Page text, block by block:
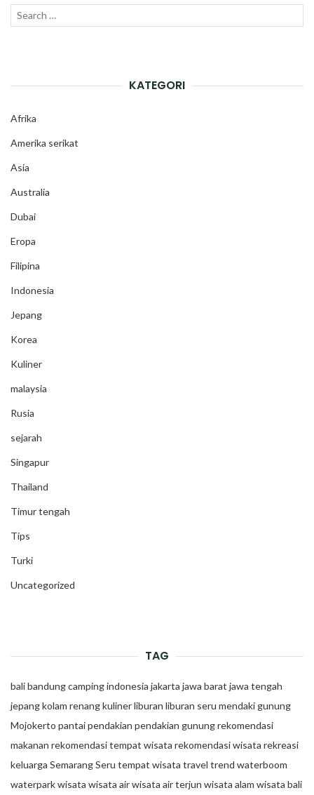
Search
KATEGORI
Afrika
Amerika serikat
Asia
Australia
Dubai
Eropa
Filipina
Indonesia
Jepang
Korea
Kuliner
malaysia
Rusia
sejarah
Singapur
Thailand
Timur tengah
Tips
Turki
Uncategorized
TAG
balibandungcampingindonesia jakarta jawa barat jawa tengah
jepangkolam renangkulinerliburan liburan seru mendaki gunung
Mojokerto pantaipendakian pendakian gunungrekomendasi
makanan rekomendasi tempat wisata rekomendasi wisata rekreasi
keluarga SemarangSeru tempat wisata travel trend waterboom
waterparkwisata wisata airwisata air terjun wisata alam wisata bali